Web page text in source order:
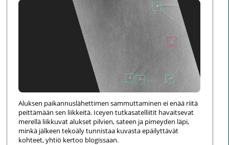
Aluksen paikannuslähettimen sammuttaminen ei enää riitä
peittämään sen liikkeitä. Iceyen tutkasatelliitit havaitsevat
merellä liikkuvat alukset pilvien, sateen ja pimeyden läpi,
minkä jälkeen tekoäly tunnistaa kuvasta epäilyttävät
kohteet, yhtiö kertoo blogissaan.